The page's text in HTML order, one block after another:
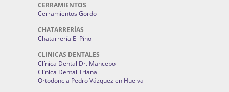
Manolo Mayo(Los Palacios)
Salones Román Mateos
CERRAMIENTOS
Cerramientos Gordo
CHATARRERÍAS
Chatarrería El Pino
CLINICAS DENTALES